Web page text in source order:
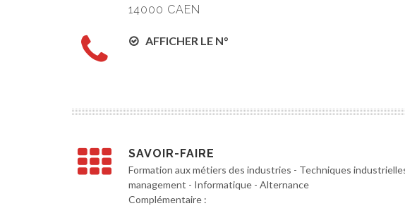
14000 CAEN
AFFICHER LE N°
SAVOIR-FAIRE
Formation aux métiers des industries - Techniques
management - Informatique - Alternance
Complémentaire :